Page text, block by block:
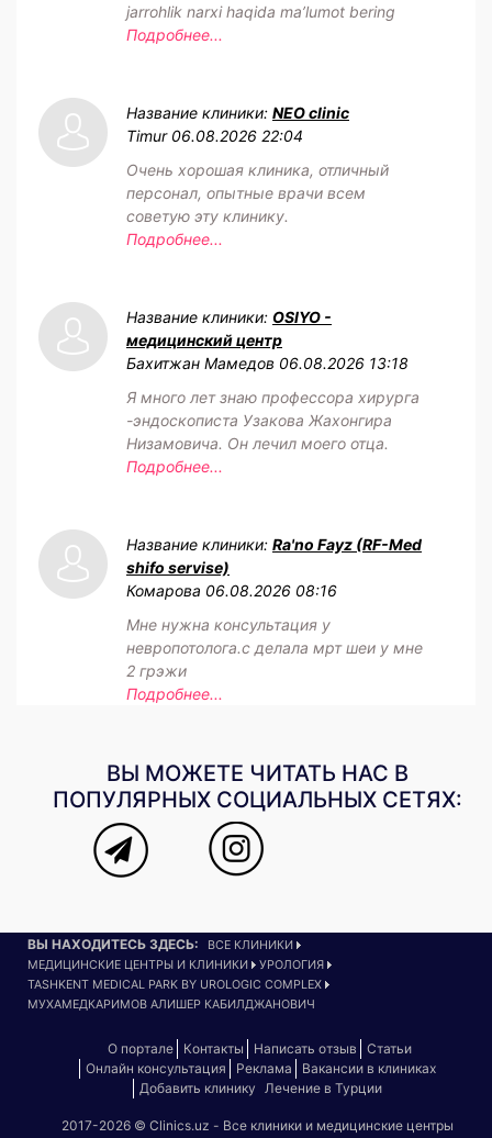
jarrohlik narxi haqida maʼlumot bering
Подробнее...
Название клиники: NEO clinic
Timur 06.08.2026 22:04
Очень хорошая клиника, отличный
персонал, опытные врачи всем
советую эту клинику.
Подробнее...
Название клиники: OSIYO -
медицинский центр
Бахитжан Мамедов 06.08.2026 13:18
Я много лет знаю профессора хирурга
-эндоскописта Узакова Жахонгира
Низамовича. Он лечил моего отца.
Подробнее...
Название клиники: Ra'no Fayz (RF-Med
shifo servise)
Комарова 06.08.2026 08:16
Мне нужна консультация у
невропотолога.с делала мрт шеи у мне
2 грэжи
Подробнее...
ВЫ МОЖЕТЕ ЧИТАТЬ НАС В
ПОПУЛЯРНЫХ СОЦИАЛЬНЫХ СЕТЯХ:
ВЫ НАХОДИТЕСЬ ЗДЕСЬ:
ВСЕ КЛИНИКИ
МЕДИЦИНСКИЕ ЦЕНТРЫ И КЛИНИКИ
УРОЛОГИЯ
TASHKENT MEDICAL PARK BY UROLOGIC COMPLEX
МУХАМЕДКАРИМОВ АЛИШЕР КАБИЛДЖАНОВИЧ
О портале Контакты Написать отзыв
Статьи
Онлайн консультация
Реклама
Вакансии в клиниках
Добавить клинику
Лечение в Турции
2017-2026 © Clinics.uz - Все клиники и медицинские центры